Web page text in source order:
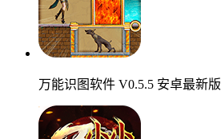
万能识图软件 V0.5.5 安卓最新版